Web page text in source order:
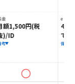
金
額1,500円(税
)/ID
考
eラー
で
備考